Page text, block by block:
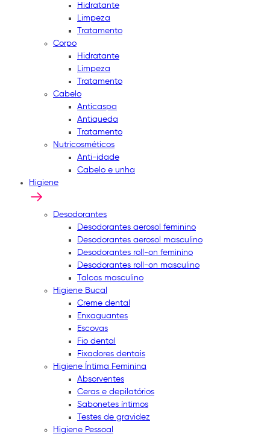
Hidratante
Limpeza
Tratamento
Corpo
Hidratante
Limpeza
Tratamento
Cabelo
Anticaspa
Antiqueda
Tratamento
Nutricosméticos
Anti-idade
Cabelo e unha
Higiene
Desodorantes
Desodorantes aerosol feminino
Desodorantes aerosol masculino
Desodorantes roll-on feminino
Desodorantes roll-on masculino
Talcos masculino
Higiene Bucal
Creme dental
Enxaguantes
Escovas
Fio dental
Fixadores dentais
Higiene Íntima Feminina
Absorventes
Ceras e depilatórios
Sabonetes íntimos
Testes de gravidez
Higiene Pessoal